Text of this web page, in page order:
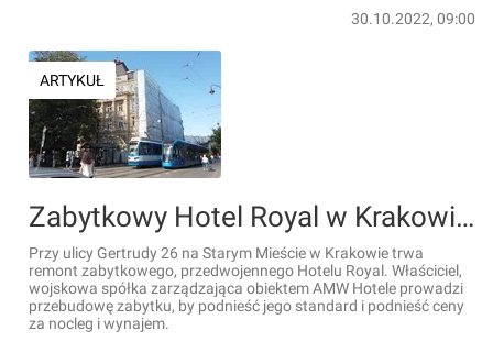
30.10.2022, 09:00
ARTYKUŁ
Zabytkowy Hotel Royal w Krakowie przechodzi remont [ZDJĘCIA]
Przy ulicy Gertrudy 26 na Starym Mieście w Krakowie trwa
remont zabytkowego, przedwojennego Hotelu Royal. Właściciel,
wojskowa spółka zarządzająca obiektem AMW Hotele prowadzi
przebudowę zabytku, by podnieść jego standard i podnieść ceny
za nocleg i wynajem.